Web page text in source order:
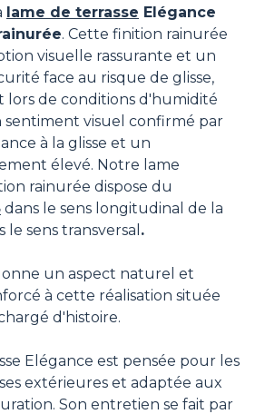
lame de terrasse Elégance
. Cette finition rainurée
visuelle rassurante et un
face au risque de glisse,
de conditions d'humidité
sentiment visuel confirmé par
à la glisse et un
élevé. Notre lame
rainurée dispose du
dans le sens longitudinal de la
le sens transversal .
un aspect naturel et
à cette réalisation située
d'histoire.
Elégance est pensée pour les
extérieures et adaptée aux
Son entretien se fait par